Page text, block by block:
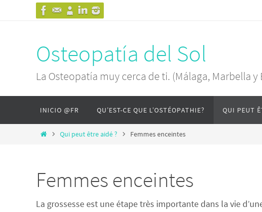
Osteopatía del Sol
La Osteopatía muy cerca de ti. (Málaga, Marbella y
INICIO @FR QU’EST-CE QUE L’OSTÉOPATHIE? QUI PEUT
Qui peut être aidé ? Femmes enceintes
Femmes enceintes
La grossesse est une étape très importante dans la vie